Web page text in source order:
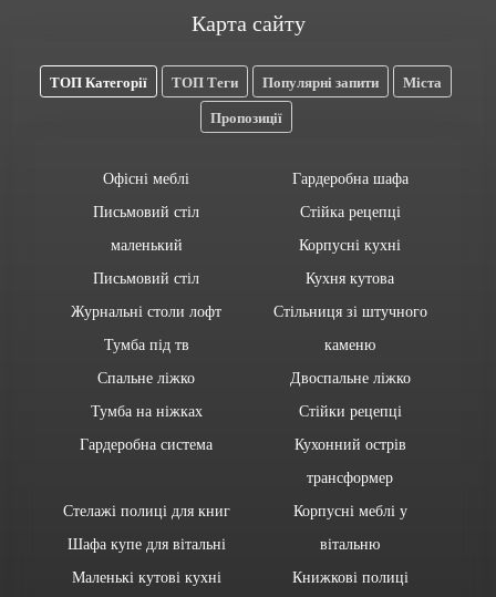
Карта сайту
ТОП Категорії ТОП Теги Популярні запити
Міста
Пропозиції
Офісні меблі
Письмовий стіл
маленький
Письмовий стіл
Журнальні столи лофт
Тумба під тв
Спальне ліжко
Тумба на ніжках
Гардеробна система
Гардеробна шафа
Стійка рецепці
Корпусні кухні
Кухня кутова
Стільниця зі штучного
каменю
Двоспальне ліжко
Стійки рецепці
Кухонний острів
трансформер
Стелажі полиці для книг
Шафа купе для вітальні
Маленькі кутові кухні
Корпусні меблі у
вітальню
Книжкові полиці